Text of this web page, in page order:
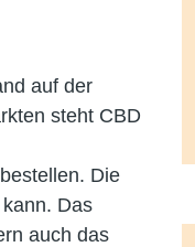
auf der
steht CBD
Die
Das
auch das